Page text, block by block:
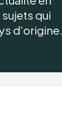
qui
d’origine.